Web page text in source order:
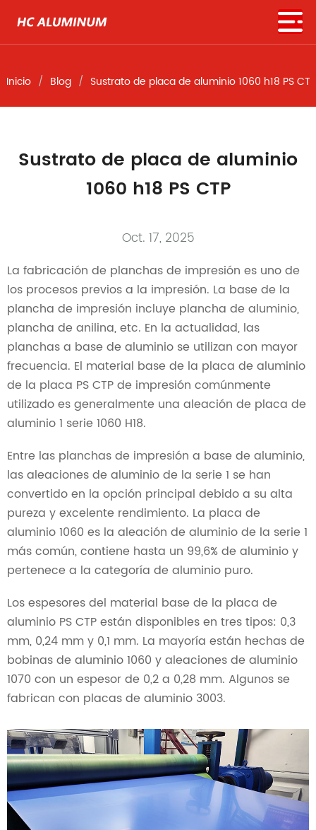
Inicio Blog Sustrato de placa de aluminio 1060 h18 PS CTP
Sustrato de placa de aluminio
1060 h18 PS CTP
Oct. 17, 2025
La fabricación de planchas de impresión es uno de
los procesos previos a la impresión. La base de la
plancha de impresión incluye plancha de aluminio,
plancha de anilina, etc. En la actualidad, las
planchas a base de aluminio se utilizan con mayor
frecuencia. El material base de la placa de aluminio
de la placa PS CTP de impresión comúnmente
utilizado es generalmente una aleación de placa de
aluminio 1 serie 1060 H18.
Entre las planchas de impresión a base de aluminio,
las aleaciones de aluminio de la serie 1 se han
convertido en la opción principal debido a su alta
pureza y excelente rendimiento. La placa de
aluminio 1060 es la aleación de aluminio de la serie 1
más común, contiene hasta un 99,6% de aluminio y
pertenece a la categoría de aluminio puro.
Los espesores del material base de la placa de
aluminio PS CTP están disponibles en tres tipos: 0,3
mm, 0,24 mm y 0,1 mm. La mayoría están hechas de
bobinas de aluminio 1060 y aleaciones de aluminio
1070 con un espesor de 0,2 a 0,28 mm. Algunos se
fabrican con placas de aluminio 3003.